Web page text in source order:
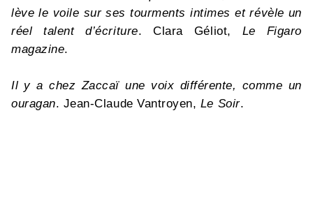
lève le voile sur ses tourments intimes et révèle un
réel talent d’écriture. Clara Géliot, Le Figaro
magazine.
Il y a chez Zaccaï une voix différente, comme un
ouragan. Jean-Claude Vantroyen, Le Soir.